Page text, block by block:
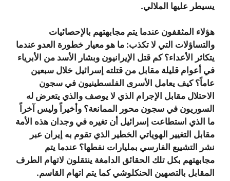
يسيطر عليها الملالي.
هؤلاء المثقفون عندما يتم مجابهتهم بالإحصائيات
والتساؤلات التي لا تكذب: ما هو معيار خطورة العدو عندما
يتكاثر الأعداء؟ كم قتل الإيرانيون وبشار الأسد من الأبرياء
في أعوام قليلة مقابل من قتلته إسرائيل خلال سبعين
عاماً؟ كيف يعامل الأسرى الفلسطينيون في سجون
الاحتلال مقابل الإجرام الذي لا يوصف والذي يتعرض له
السوريون في سجون محور الممانعة؟ وأخيراً وليس آخراً
ما الذي استطاعت إسرائيل أن تغيره في وجدان هذه الأمة
مقابل التغيير الهوياتي الخطير الذي تقوم به إيران عبر
نشر التشييع الفارسي بمليارات نفطها؟ عندما يتم
مجابهتهم بكل تلك الحقائق الدامغة ينتقلون لاتهام الطرف
المقابل بالتصهين الحنكلوشي كما يتم اتهام القاسم.